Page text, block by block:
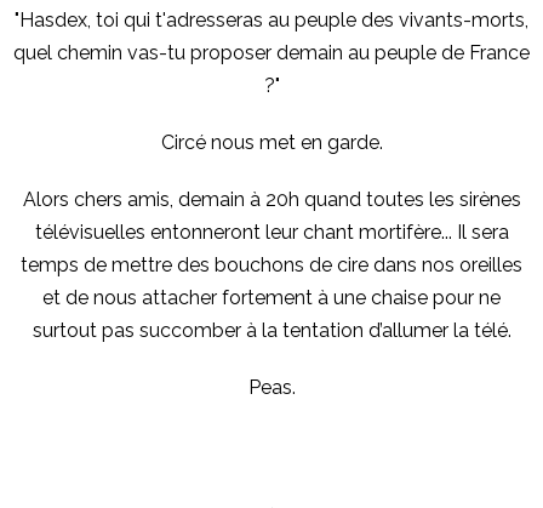
"Hasdex, toi qui t'adresseras au peuple des vivants-morts,
quel chemin vas-tu proposer demain au peuple de France
?"
Circé nous met en garde.
Alors chers amis, demain à 20h quand toutes les sirènes
télévisuelles entonneront leur chant mortifère... Il sera
temps de mettre des bouchons de cire dans nos oreilles
et de nous attacher fortement à une chaise pour ne
surtout pas succomber à la tentation d’allumer la télé.
Peas.